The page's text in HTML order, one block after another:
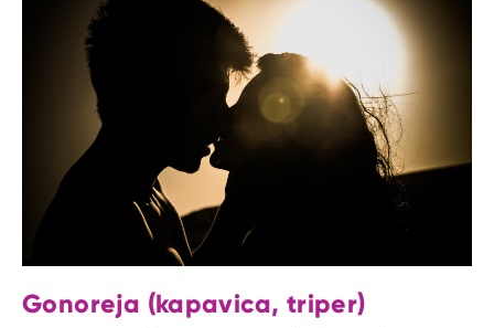
Gonoreja (kapavica, triper)